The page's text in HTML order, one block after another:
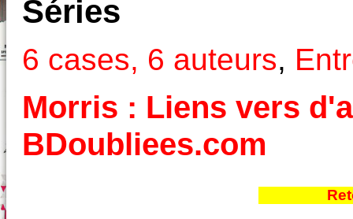
Séries
6 cases, 6 auteurs,
Morris : Liens vers
BDoubliees.com